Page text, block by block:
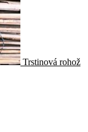
Trstinová rohož